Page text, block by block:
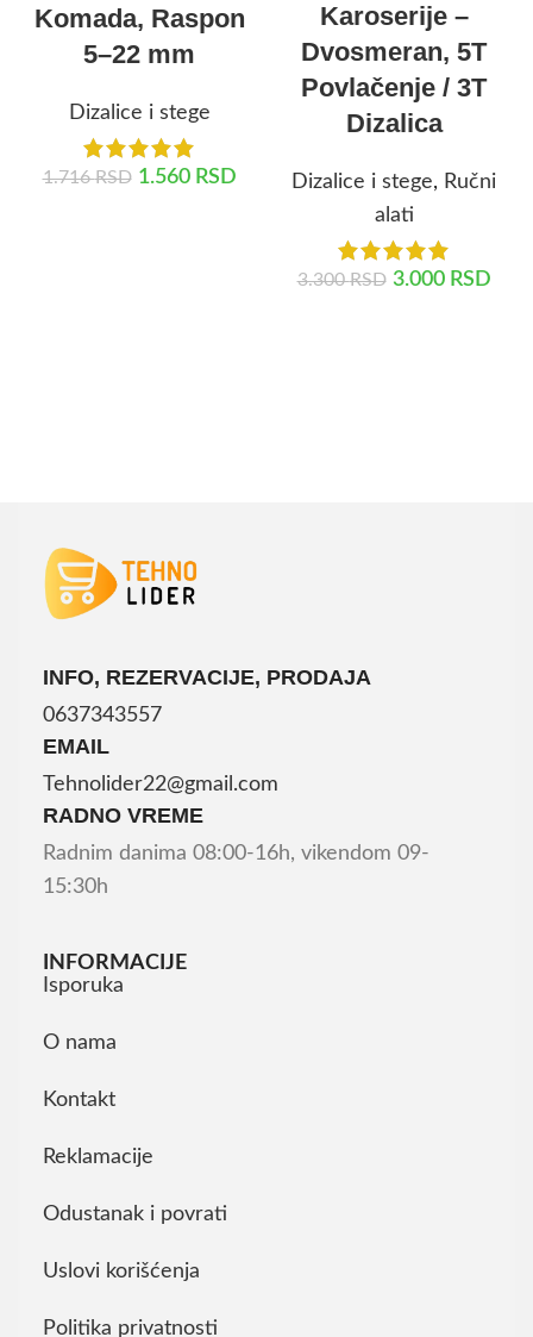
Komada, Raspon
5–22 mm
Dizalice i stege
1.716RSD 1.560 RSD
Karoserije –
Dvosmeran, 5T
Povlačenje / 3T
Dizalica
Dizalice i stege, Ručni
alati
3.300RSD 3.000 RSD
INFO, REZERVACIJE, PRODAJA
0637343557
EMAIL
Tehnolider22@gmail.com
RADNO VREME
Radnim danima 08:00-16h, vikendom 09-
15:30h
INFORMACIJE
Isporuka
O nama
Kontakt
Reklamacije
Odustanak i povrati
Uslovi korišćenja
Politika privatnosti